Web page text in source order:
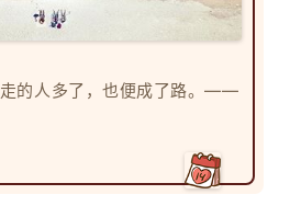
的人多了，也便成了路。——